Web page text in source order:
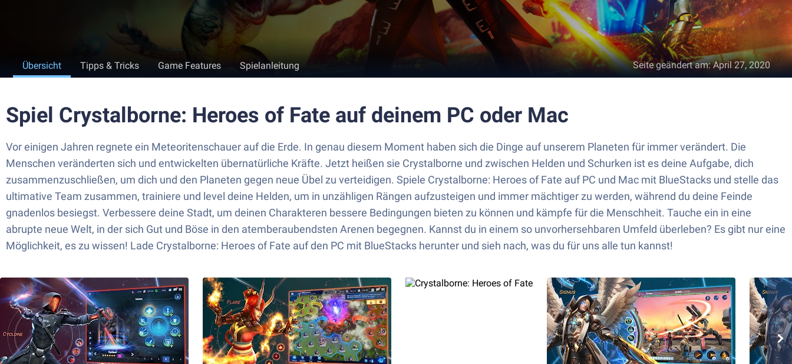
Übersicht Tipps & Tricks Game Features Spielanleitung Seite geändert am:April 27, 2020
Spiel Crystalborne: Heroes of Fate auf deinem PC oder Mac
Vor einigen Jahren regnete ein Meteoritenschauer auf die Erde. In genau diesem Moment haben sich die Dinge auf unserem Planeten für immer verändert. Die
Menschen veränderten sich und entwickelten übernatürliche Kräfte. Jetzt heißen sie Crystalborne und zwischen Helden und Schurken ist es deine Aufgabe, dich
zusammenzuschließen, um dich und den Planeten gegen neue Übel zu verteidigen. Spiele Crystalborne: Heroes of Fate auf PC und Mac mit BlueStacks und stelle das
ultimative Team zusammen, trainiere und level deine Helden, um in unzähligen Rängen aufzusteigen und immer mächtiger zu werden, während du deine Feinde
gnadenlos besiegst. Verbessere deine Stadt, um deinen Charakteren bessere Bedingungen bieten zu können und kämpfe für die Menschheit. Tauche ein in eine
abrupte neue Welt, in der sich Gut und Böse in den atemberaubendsten Arenen begegnen. Kannst du in einem so unvorhersehbaren Umfeld überleben? Es gibt nur eine
Möglichkeit, es zu wissen! Lade Crystalborne: Heroes of Fate auf den PC mit BlueStacks herunter und sieh nach, was du für uns alle tun kannst!